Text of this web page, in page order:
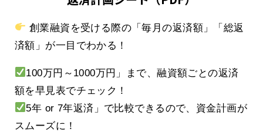
創業融資を受ける際の「毎月の返済額」「総返
済額」が一目でわかる！
100万円～1000万円」まで、融資額ごとの返済
額を早見表でチェック！
5年 or 7年返済」で比較できるので、資金計画が
スムーズに！